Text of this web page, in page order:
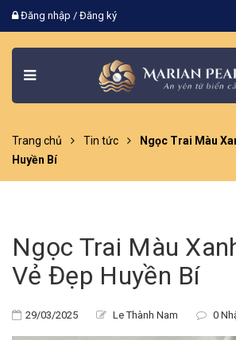
Đăng nhập / Đăng ký
Trang chủ Tin tức
Ngọc Trai Màu
Huyền Bí
Ngọc Trai Màu
Vẻ Đẹp Huyền Bí
29/03/2025 Le Thành Nam 0